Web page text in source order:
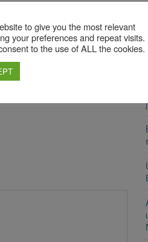
гарантії безпеки.
що Україна не повинна
Окрім цього, 69% німців
умови отримання достатньої
to give you the most relevant
your preferences and repeat visits.
to the use of ALL the cookies.